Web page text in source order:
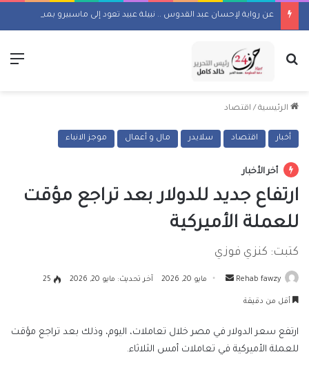
بحث عن
الرئيسية / اقتصاد
أخبار اقتصاد سلايدر مال و أعمال موجز الانباء
أخر الأخبار
ارتفاع جديد للدولار بعد تراجع مؤقت
للعملة الأميركية
كتبت: كنزي فوزي
Rehab fawzy
أرسل مايو 20, 2026 آخر تحديث: مايو 20, 2026 25
أقل من دقيقة
ارتفع سعر الدولار في مصر خلال تعاملات، اليوم، وذلك بعد تراجع مؤقت
للعملة الأميركية في تعاملات أمس الثلاثاء.